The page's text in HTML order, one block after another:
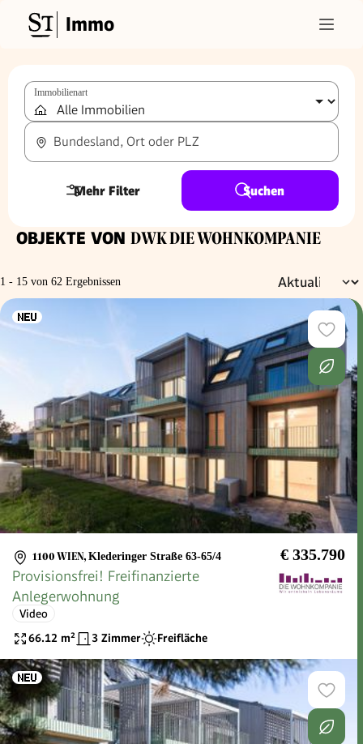
Immo
Immobilienart
Bundesland, Ort oder PLZ
Mehr Filter Suchen
OBJEKTE VON DWK DIE WOHNKOMPANIE
1 - 15 von 62 Ergebnissen
1100 WIEN, Klederinger Straße 63-65/4 € 335.790
Provisionsfrei! Freifinanzierte
Anlegerwohnung
Video
66.12 m² 3 Zimmer Freifläche